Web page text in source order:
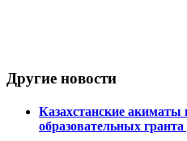
Другие новости
Казахстанские акиматы
образовательных